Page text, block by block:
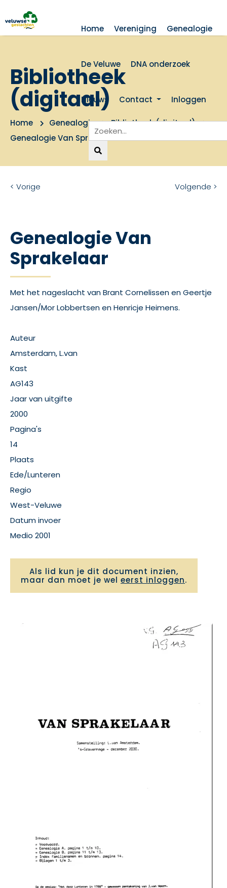
Home Vereniging Genealogie
De Veluwe DNA onderzoek
Nieuws Contact Inloggen
Bibliotheek
(digitaal)
Home Genealogie
Bibliotheek (digitaal)
Genealogie Van Sprakelaar
< Vorige Volgende >
Genealogie Van
Sprakelaar
Met het nageslacht van Brant Cornelissen en Geertje
Jansen/Mor Lobbertsen en Henricje Heimens.
Auteur
Amsterdam, L.van
Kast
AG143
Jaar van uitgifte
2000
Pagina's
14
Plaats
Ede/Lunteren
Regio
West-Veluwe
Datum invoer
Medio 2001
Als lid kun je dit document inzien,
maar dan moet je wel eerst inloggen.